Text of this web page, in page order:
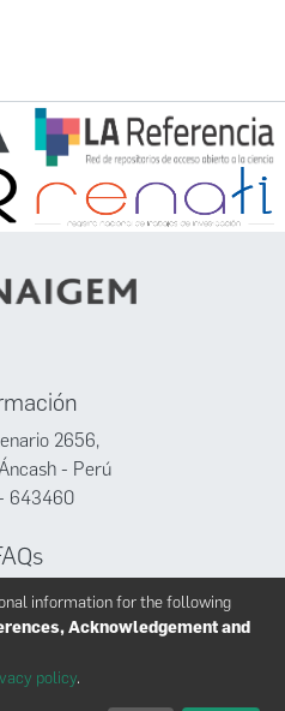
2656,
- Perú
643460
information for the following
Acknowledgement and
policy.